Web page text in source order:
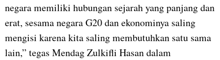
negara memiliki hubungan sejarah yang panjang dan
erat, sesama negara G20 dan ekonominya saling
mengisi karena kita saling membutuhkan satu sama
lain,” tegas Mendag Zulkifli Hasan dalam